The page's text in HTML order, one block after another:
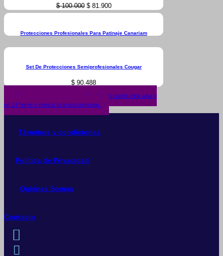
$100.000 Original
price
$81.900Current
price
Protecciones Profesionales Para Patinaje Canariam
Set De Protecciones Semiprofesionales Cougar
$ 90.488
¿No encuentras lo que buscas? solicítalo dando click aquí y
en 24 horas o menos te lo encontramos.
Términos y condiciones
Política de Privacidad
Quiénes Somos
Contacto